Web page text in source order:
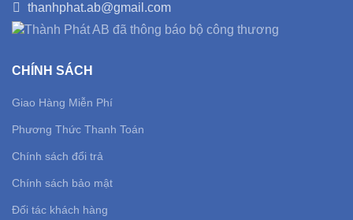
thanhphat.ab@gmail.com
CHÍNH SÁCH
Giao Hàng Miễn Phí
Phương Thức Thanh Toán
Chính sách đổi trả
Chính sách bảo mật
Đối tác khách hàng